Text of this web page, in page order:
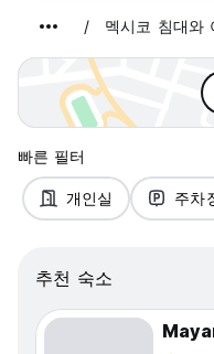
멕시코 침대와
빠른 필터
개인실 주차
추천 숙소